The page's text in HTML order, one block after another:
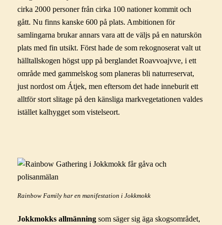
cirka 2000 personer från cirka 100 nationer kommit och
gått. Nu finns kanske 600 på plats. Ambitionen för
samlingarna brukar annars vara att de väljs på en naturskön
plats med fin utsikt. Först hade de som rekognoserat valt ut
hälltallskogen högst upp på berglandet Roavvoajvve, i ett
område med gammelskog som planeras bli naturreservat,
just nordost om Átjek, men eftersom det hade inneburit ett
alltför stort slitage på den känsliga markvegetationen valdes
istället kalhygget som vistelseort.
Rainbow Family har en manifestation i Jokkmokk
Jokkmokks allmänning som säger sig äga skogsområdet,